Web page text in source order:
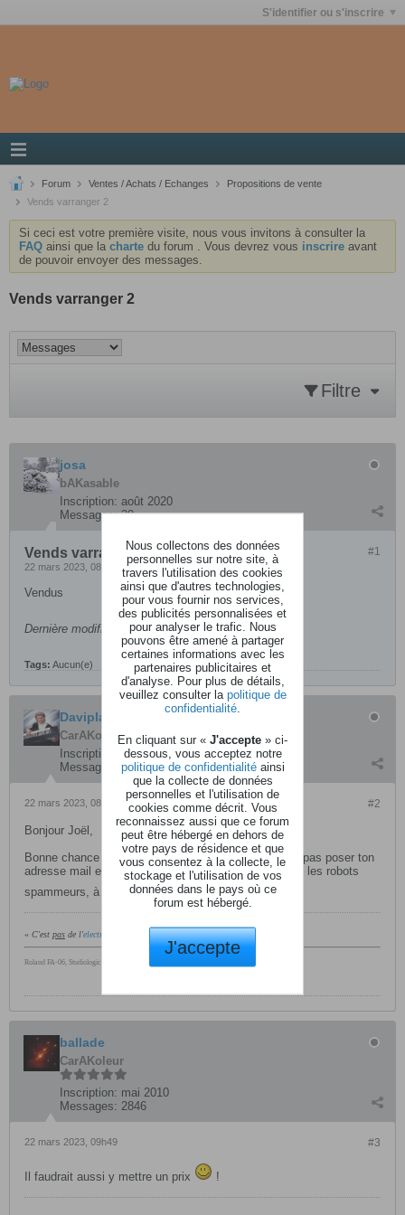
S'identifier ou s'inscrire
Forum Ventes / Achats / Echanges
Propositions de vente
Vends varranger 2
Si ceci est votre première visite, nous vous invitons à consulter la
FAQ ainsi que la charte du forum . Vous devrez vous inscrire avant
de pouvoir envoyer des messages.
Vends varranger 2
Filtre
josa
bAKasable
Inscription: août 2020
Messages: 20
#1
Vends varranger 2
22 mars 2023, 08h45
Vendus
Dernière modification parjosa,28 mars 2023, 07h24
Tags: Aucun(e)
Daviplane
CarAKoleur
Inscription:
avril 2015
Messages:
3844
#2
22 mars 2023, 08h51
Bonjour Joël,
Bonne chance pour ta vente (attention, tu ne devrais pas poser ton
adresse mail en clair sur un forum, à la merci de tous les robots
spammeurs, à mon avis
« C'est pas de l'electro » (valable 99% du temps)
Roland FA-06, Studiologic Sledge Black Edition
ballade
CarAKoleur
Inscription: mai 2010
Messages: 2846
#3
22 mars 2023, 09h49
Il faudrait aussi y mettre un prix !
Nous collectons des données
personnelles sur notre site, à
travers l'utilisation des cookies
ainsi que d'autres technologies,
pour vous fournir nos services,
des publicités personnalisées et
pour analyser le trafic. Nous
pouvons être amené à partager
certaines informations avec les
partenaires publicitaires et
d'analyse. Pour plus de détails,
veuillez consulter la politique de
confidentialité
En cliquant sur « J'accepte » ci-
dessous, vous acceptez notre
politique de confidentialitéainsi
que la collecte de données
personnelles et l'utilisation de
cookies comme décrit. Vous
reconnaissez aussi que ce forum
peut être hébergé en dehors de
votre pays de résidence et que
vous consentez à la collecte, le
stockage et l'utilisation de vos
données dans le pays où ce
forum est hébergé.
J'accepte